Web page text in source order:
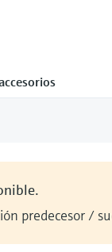
predecesor /